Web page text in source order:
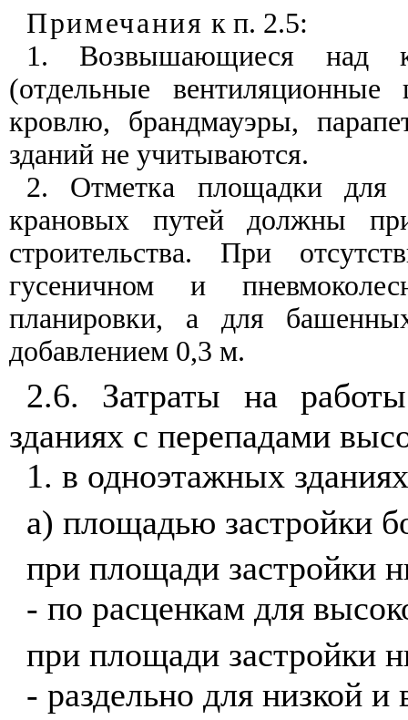
Примечания к п. 2.5:
1. Возвышающиеся над
(отдельные
кровлю, брандмауэры,
зданий не учитываются.
2. Отметка площадки для
крановых путей должны
строительства. При
гусеничном и
планировки, а для
добавлением 0,3 м.
2.6. Затраты на
зданиях с перепадами
1. в одноэтажных
а) площадью застройки
при площади застройки
- по расценкам для
при площади застройки
- раздельно для низкой и